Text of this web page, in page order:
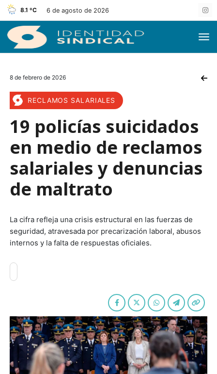
8.1 ºC 6 de agosto de 2026
8 de febrero de 2026
RECLAMOS SALARIALES
19 policías suicidados
en medio de reclamos
salariales y denuncias
de maltrato
La cifra refleja una crisis estructural en las fuerzas de
seguridad, atravesada por precarización laboral, abusos
internos y la falta de respuestas oficiales.